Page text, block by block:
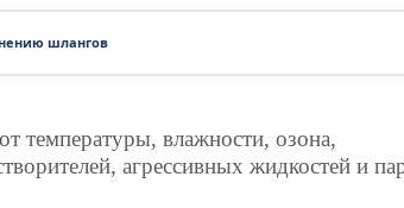
шлангов
температуры, влажности, озона,
агрессивных жидкостей и